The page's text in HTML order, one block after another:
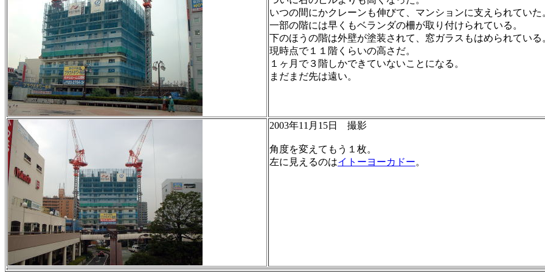
いつの間にかクレーンも伸びて、マンションに支えられていた
一部の階には早くもベランダの柵が取り付けられている。
下のほうの階は外壁が塗装されて、窓ガラスもはめられている
現時点で１１階くらいの高さだ。
１ヶ月で３階しかできていないことになる。
まだまだ先は遠い。
2003年11月15日 撮影
角度を変えてもう１枚。
左に見えるのはイトーヨーカドー。